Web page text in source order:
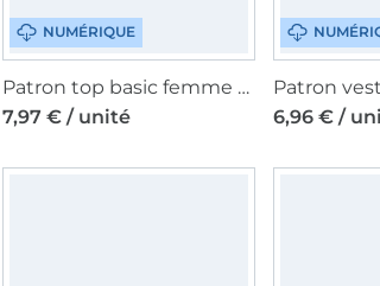
NUMÉRIQUE
Patron top basic femme pdf Fadenkäfer, en français
7,97 € / unité
6,96 € /